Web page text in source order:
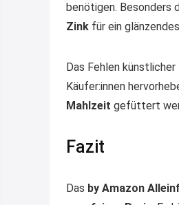
benötigen. Besonders
Zink für ein
Das Fehlen
Käufer:innen
Mahlzeit gefüttert
Fazit
Das by Amazon